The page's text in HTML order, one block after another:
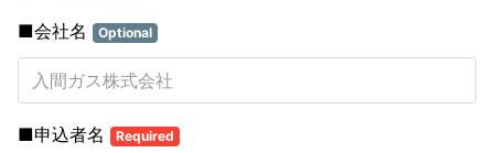
■会社名 Optional
■申込者名 Required